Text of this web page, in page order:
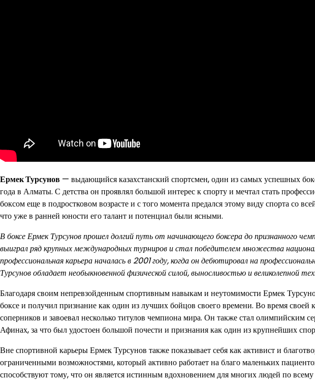
Ермек Турсунов — выдающийся казахстанский спортсмен, один из самых успешных
года в Алматы. С детства он проявлял большой интерес к спорту и мечтал стать
боксом еще в подростковом возрасте и с того момента предался этому виду спорта со
что уже в ранней юности его талант и потенциал были ясными.
В боксе Ермек Турсунов прошел долгий путь от начинающего боксера до признанного
выиграл ряд крупных международных турниров и стал победителем множества
профессиональная карьера началась в 2001 году, когда он дебютировал на
Турсунов обладает необыкновенной физической силой, выносливостью и великолепной
Благодаря своим непревзойденным спортивным навыкам и неутомимости Ермек
боксе и получил признание как один из лучших бойцов своего времени. Во время
соперников и завоевал несколько титулов чемпиона мира. Он также стал олимпийским
Афинах, за что был удостоен большой почести и признания как один из крупнейших
Вне спортивной карьеры Ермек Турсунов также показывает себя как активист и
ограниченными возможностями, который активно работает на благо маленьких
способствуют тому, что он является истинным вдохновением для многих людей по